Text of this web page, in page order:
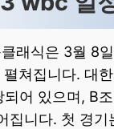
정
정
wbc 일정 본선
wbc 대한민국
래식은 3월 8
쳐집니다. 대
되어 있으며, B
집니다. 첫 경기